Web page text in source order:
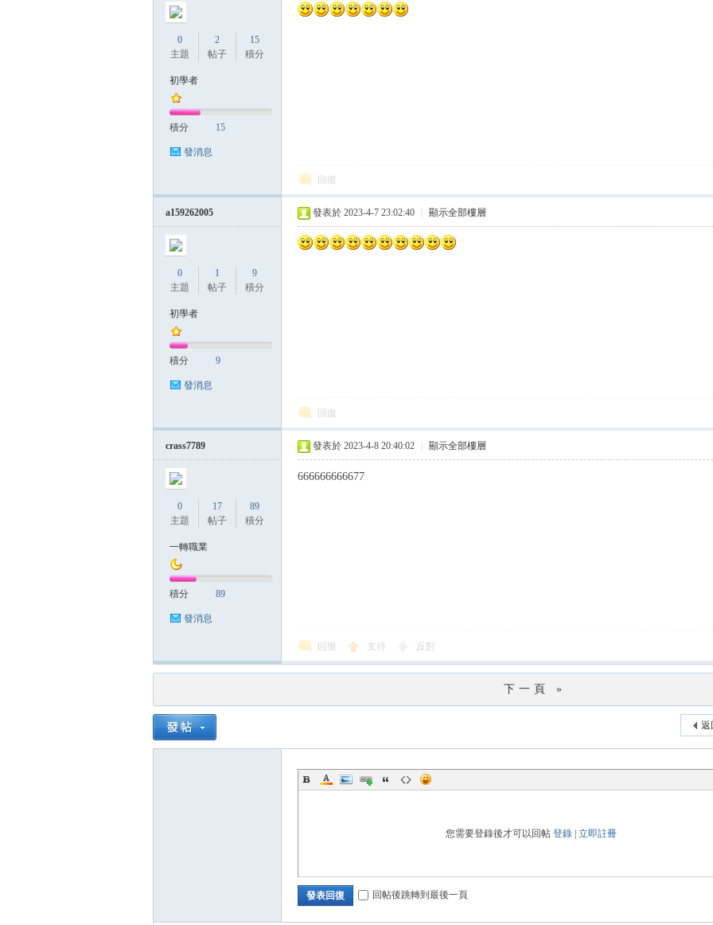
0
主題
2
帖子
15
積分
初學者
積分 15
發消息
回復
a159262005
0
主題
1
帖子
9
積分
初學者
積分 9
發消息
發表於 2023-4-7 23:02:40 顯示全部樓層
回復
crass7789
0
主題
17
帖子
89
積分
一轉職業
積分 89
發消息
發表於 2023-4-8 20:40:02 顯示全部樓層
666666666677
回復 支持 反對
下一頁 »
返
您需要登錄後才可以回帖 登錄 立即註冊
發表回復 回帖後跳轉到最後一頁